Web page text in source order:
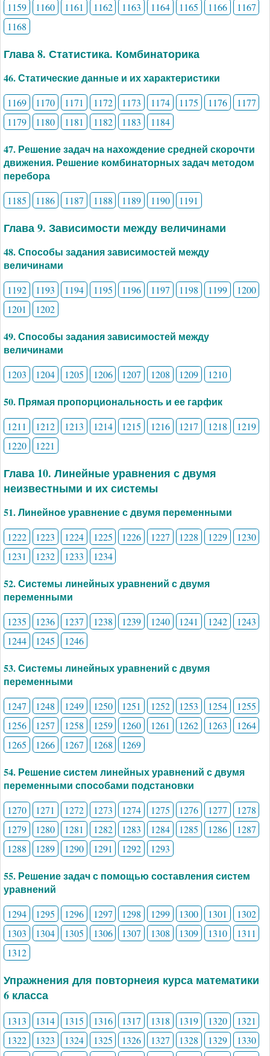
1159 1160 1161 1162 1163 1164 1165 1166
1167
1168
Глава 8. Статистика. Комбинаторика
46. Статические данные и их характеристики
1169 1170 1171 1172 1173 1174 1175 1176
1177
1179
1180 1181 1182 1183 1184
47. Решение задач на нахождение средней скорочти
движения. Решение комбинаторных задач методом
перебора
1185 1186 1187 1188 1189 1190 1191
Глава 9. Зависимости между величинами
48. Способы задания зависимостей между
величинами
1192 1193 1194 1195 1196 1197 1198 1199
1200
1201
1202
49. Способы задания зависимостей между
величинами
1203 1204 1205 1206 1207 1208 1209 1210
50. Прямая пропорциональность и ее гарфик
1211 1212 1213 1214 1215 1216 1217 1218
1219
1220
1221
Глава 10. Линейные уравнения с двумя
неизвестными и их системы
51. Линейное уравнение с двумя переменными
1222 1223 1224 1225 1226 1227 1228 1229
1230
1231
1232 1233 1234
52. Системы линейных уравнений с двумя
переменными
1235 1236 1237 1238 1239 1240 1241 1242
1243
1244
1245 1246
53. Системы линейных уравнений с двумя
переменными
1247 1248 1249 1250 1251 1252 1253 1254
1255
1256
1257 1258 1259 1260 1261 1262 1263
1264
1265
1266 1267 1268 1269
54. Решение систем линейных уравнений с двумя
переменными способами подстановки
1270 1271 1272 1273 1274 1275 1276 1277
1278
1279
1280 1281 1282 1283 1284 1285 1286
1287
1288
1289 1290 1291 1292 1293
55. Решение задач с помощью составления систем
уравнений
1294 1295 1296 1297 1298 1299 1300 1301
1302
1303
1304 1305 1306 1307 1308 1309 1310
1311
1312
Упражнения для повторнеия курса математики
6 класса
1313 1314 1315 1316 1317 1318 1319 1320
1321
1322
1323 1324 1325 1326 1327 1328 1329
1330